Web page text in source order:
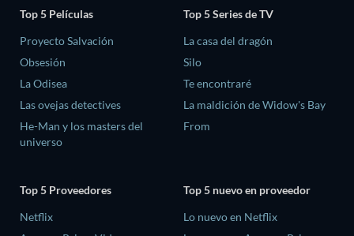
Top 5 Películas
Proyecto Salvación
Obsesión
La Odisea
Las ovejas detectives
He-Man y los masters del
universo
Top 5 Series de TV
La casa del dragón
Silo
Te encontraré
La maldición de Widow's Bay
From
Top 5 Proveedores
Netflix
Top 5 nuevo en proveedor
Lo nuevo en Netflix